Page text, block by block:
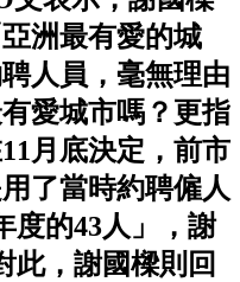
洲最有愛的城
人員，毫無理由
愛城市嗎？更指
月底決定，前市
了當時約聘僱人
度的43人」，謝
此，謝國樑則回